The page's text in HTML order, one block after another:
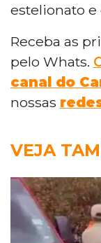
estelionato e
Receba as
pelo Whats.
canal do
nossas
VEJA